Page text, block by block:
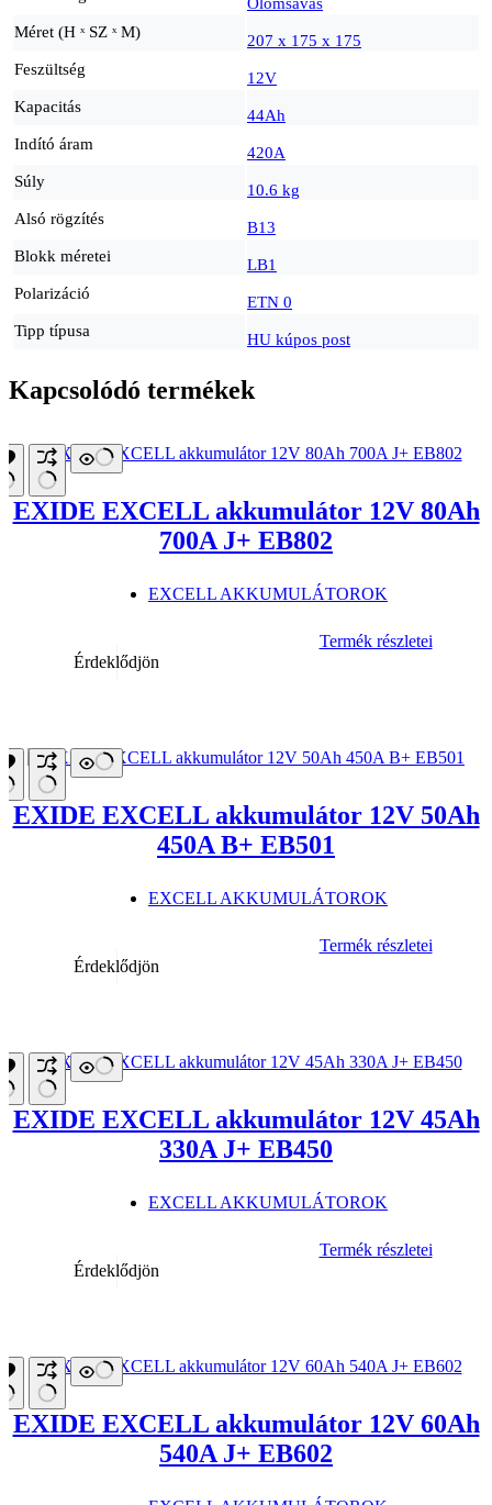
Méret (H ˣ SZ ˣ M)
207 x 175 x 175
Feszültség
12V
Kapacitás
44Ah
Indító áram
420A
Súly
10.6 kg
Alsó rögzítés
B13
Blokk méretei
LB1
Polarizáció
ETN 0
Tipp típusa
HU kúpos post
Kapcsolódó termékek
EXIDE EXCELL akkumulátor 12V 80Ah
700A J+ EB802
EXCELL AKKUMULÁTOROK
Érdeklődjön
Termék részletei
EXIDE EXCELL akkumulátor 12V 50Ah
450A B+ EB501
EXCELL AKKUMULÁTOROK
Érdeklődjön
Termék részletei
EXIDE EXCELL akkumulátor 12V 45Ah
330A J+ EB450
EXCELL AKKUMULÁTOROK
Érdeklődjön
Termék részletei
EXIDE EXCELL akkumulátor 12V 60Ah
540A J+ EB602